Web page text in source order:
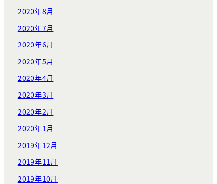
2020年8月
2020年7月
2020年6月
2020年5月
2020年4月
2020年3月
2020年2月
2020年1月
2019年12月
2019年11月
2019年10月